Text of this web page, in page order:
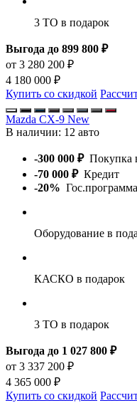
3 ТО в подарок
Выгода до 899 800 ₽
от 3 280 200 ₽
4 180 000 ₽
Купить со скидкой
Mazda CX-9 New
В наличии: 12 авто
-300 000 ₽ Покупка
-70 000 ₽ Кредит
-20% Гос.программа
Оборудование в
КАСКО в подарок
3 ТО в подарок
Выгода до 1 027 800 ₽
от 3 337 200 ₽
4 365 000 ₽
Купить со скидкой